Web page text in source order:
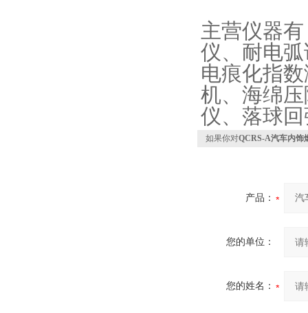
主营仪器
仪、耐电
电痕化指
机、海绵
仪、落球
如果你对QCRS-A汽车内饰
产品：
您的单位：
您的姓名：